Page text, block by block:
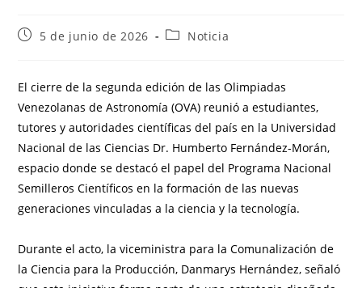
5 de junio de 2026 Noticia
El cierre de la segunda edición de las Olimpiadas
Venezolanas de Astronomía (OVA) reunió a estudiantes,
tutores y autoridades científicas del país en la Universidad
Nacional de las Ciencias Dr. Humberto Fernández-Morán,
espacio donde se destacó el papel del Programa Nacional
Semilleros Científicos en la formación de las nuevas
generaciones vinculadas a la ciencia y la tecnología.
Durante el acto, la viceministra para la Comunalización de
la Ciencia para la Producción, Danmarys Hernández, señaló